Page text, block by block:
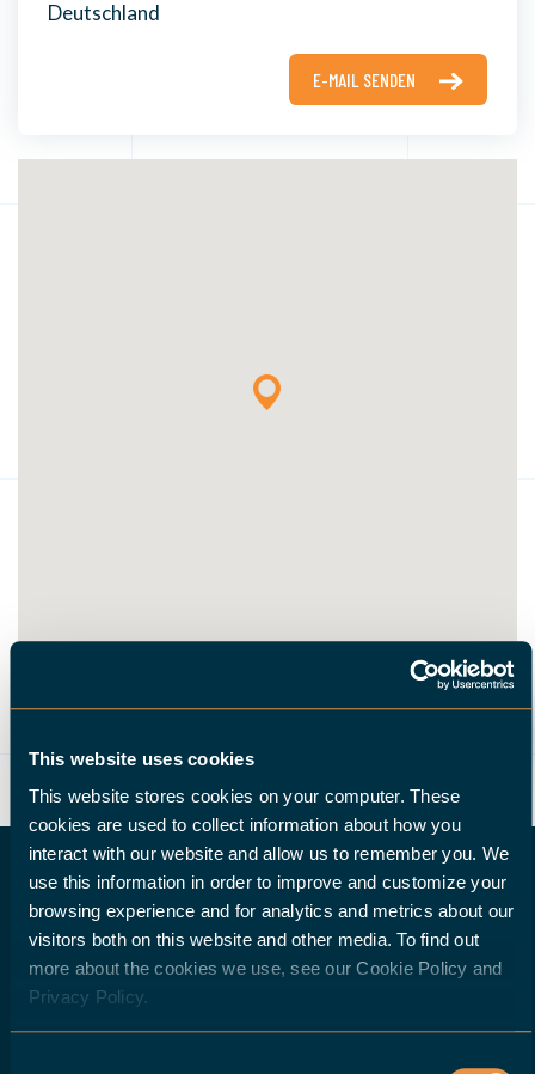
This website uses cookies
This website stores cookies on your computer. These
cookies are used to collect information about how you
interact with our website and allow us to remember you. We
use this information in order to improve and customize your
browsing experience and for analytics and metrics about our
visitors both on this website and other media. To find out
more about the cookies we use, see our Cookie Policy and
Privacy Policy.
Deutschland
E-MAIL SENDEN
ROUTE
MÖCHTEN SIE HALTER-HÄNDLER WERDEN?